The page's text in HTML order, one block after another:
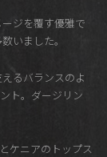
ジを覆す優雅で
いました。
るバランスのよ
ト。ダージリン
ケニアのトップス